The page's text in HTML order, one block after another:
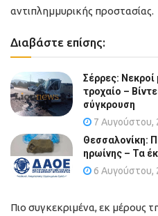
αντιπλημμυρικής προστασίας.
Διαβάστε επίσης:
Σέρρες: Νεκροί
τροχαίο –
σύγκρουση
7 Αυγούστου,
Θεσσαλονίκη:
ηρωίνης – Τα
6 Αυγούστου,
Πιο συγκεκριμένα, εκ μέρους